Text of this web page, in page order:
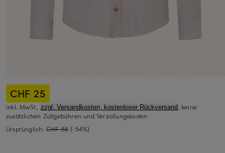
CHF 25
inkl. MwSt., zzgl. Versandkosten, kostenloser Rückversand, keine
zusätzlichen Zollgebühren und Verzollungskosten
Ursprünglich: CHF 55 (-54%)